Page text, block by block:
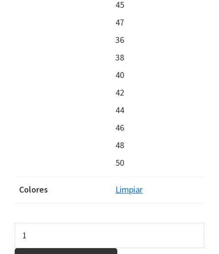
45
47
36
38
40
42
44
46
48
50
Colores Limpiar